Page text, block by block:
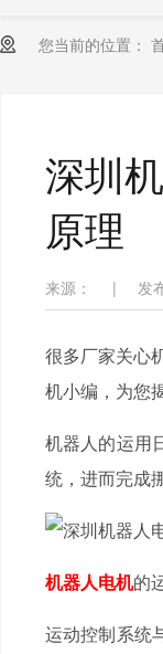
您当前的位置：
深圳
原理
来源： | 发
很多厂家关心
机小编，为
机器人的运用
统，进而
机器人电机的
运动控制系统